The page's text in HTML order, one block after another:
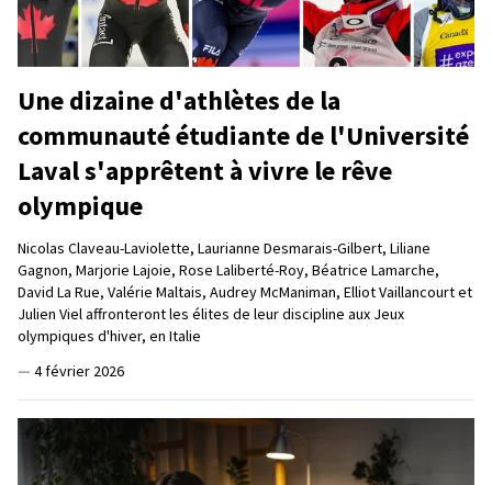
Une dizaine d'athlètes de la
communauté étudiante de l'Université
Laval s'apprêtent à vivre le rêve
olympique
Nicolas Claveau-Laviolette, Laurianne Desmarais-Gilbert, Liliane
Gagnon, Marjorie Lajoie, Rose Laliberté-Roy, Béatrice Lamarche,
David La Rue, Valérie Maltais, Audrey McManiman, Elliot Vaillancourt et
Julien Viel affronteront les élites de leur discipline aux Jeux
olympiques d'hiver, en Italie
— 4 février 2026